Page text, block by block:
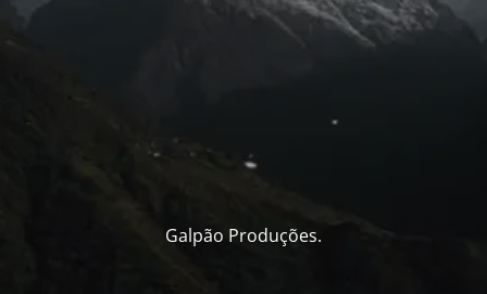
Galpão Produções.